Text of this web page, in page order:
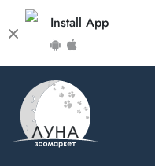
Install App